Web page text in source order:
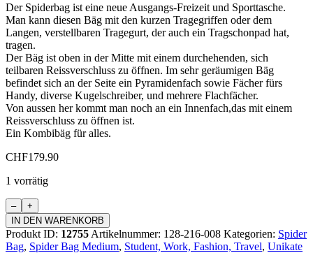
Der Spiderbag ist eine neue Ausgangs-Freizeit und Sporttasche.
Man kann diesen Bäg mit den kurzen Tragegriffen oder dem
Langen, verstellbaren Tragegurt, der auch ein Tragschonpad hat,
tragen.
Der Bäg ist oben in der Mitte mit einem durchehenden, sich
teilbaren Reissverschluss zu öffnen. Im sehr geräumigen Bäg
befindet sich an der Seite ein Pyramidenfach sowie Fächer fürs
Handy, diverse Kugelschreiber, und mehrere Flachfächer.
Von aussen her kommt man noch an ein Innenfach,das mit einem
Reissverschluss zu öffnen ist.
Ein Kombibäg für alles.
CHF179.90
1 vorrätig
Spider
Bag
Medium
Menge
IN DEN WARENKORB
Produkt ID: 12755 Artikelnummer: 128-216-008 Kategorien: Spider
Bag, Spider Bag Medium, Student, Work, Fashion, Travel, Unikate